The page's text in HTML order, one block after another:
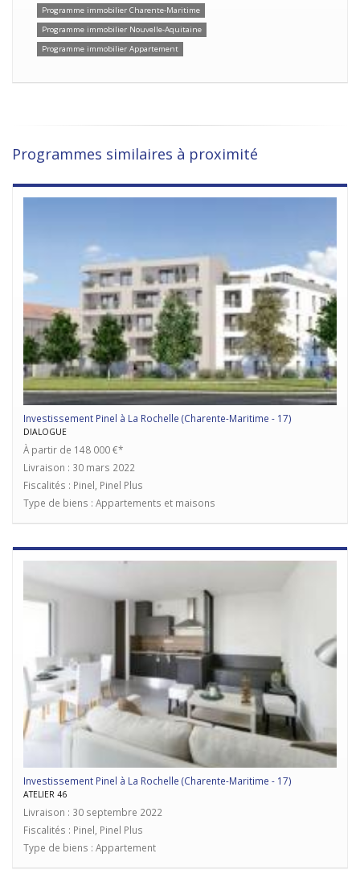
Programme immobilier Charente-Maritime
Programme immobilier Nouvelle-Aquitaine
Programme immobilier Appartement
Programmes similaires à proximité
Investissement Pinel à La Rochelle (Charente-Maritime - 17)
DIALOGUE
À partir de 148 000 €*
Livraison : 30 mars 2022
Fiscalités : Pinel, Pinel Plus
Type de biens : Appartements et maisons
Investissement Pinel à La Rochelle (Charente-Maritime - 17)
ATELIER 46
Livraison : 30 septembre 2022
Fiscalités : Pinel, Pinel Plus
Type de biens : Appartement